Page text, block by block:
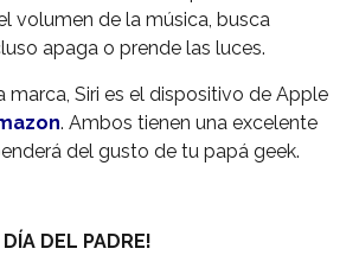
volumen de la música, busca
apaga o prende las luces.
marca, Siri es el dispositivo de Apple
. Ambos tienen una excelente
del gusto de tu papá geek.
DEL PADRE!